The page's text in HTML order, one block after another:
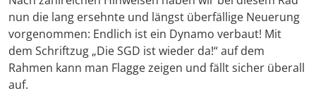
nun die lang ersehnte und längst überfällige Neuerung
vorgenommen: Endlich ist ein Dynamo verbaut! Mit
dem Schriftzug „Die SGD ist wieder da!“ auf dem
Rahmen kann man Flagge zeigen und fällt sicher überall
auf.